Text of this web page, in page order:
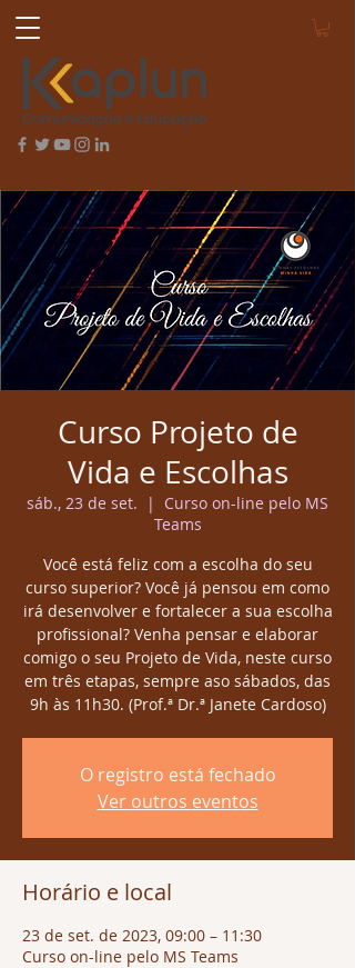
Curso Projeto de
Vida e Escolhas
sáb., 23 de set.
  |
Curso on-line pelo MS
Teams
Você está feliz com a escolha do seu
curso superior? Você já pensou em como
irá desenvolver e fortalecer a sua escolha
profissional? Venha pensar e elaborar
comigo o seu Projeto de Vida, neste curso
em três etapas, sempre aso sábados, das
9h às 11h30. (Prof.ª Dr.ª Janete Cardoso)
O registro está fechado
Ver outros eventos
Horário e local
23 de set. de 2023, 09:00 – 11:30
Curso on-line pelo MS Teams